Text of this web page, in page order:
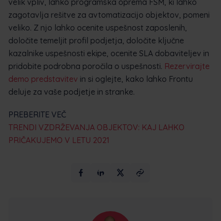
zagotavlja rešitve za avtomatizacijo objektov, pomeni
veliko. Z njo lahko ocenite uspešnost zaposlenih,
določite temeljit profil podjetja, določite ključne
kazalnike uspešnosti ekipe, ocenite SLA dobaviteljev in
pridobite podrobna poročila o uspešnosti. Rezervirajte
demo predstavitev in si oglejte, kako lahko Frontu
deluje za vaše podjetje in stranke.
PREBERITE VEČ
TRENDI VZDRŽEVANJA OBJEKTOV: KAJ LAHKO
PRIČAKUJEMO V LETU 2021